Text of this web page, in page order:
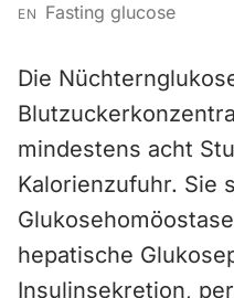
EN Fasting glucose
Die
mindestens acht
Kalorienzufuhr. Sie
hepatische
Insulinsekretion,